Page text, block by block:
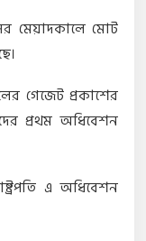
মেয়াদকালে মোট
গেজেট প্রকাশের
প্রথম অধিবেশন
এ অধিবেশন